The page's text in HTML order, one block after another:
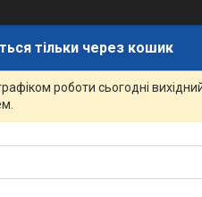
тільки через кошик
роботи сьогодні